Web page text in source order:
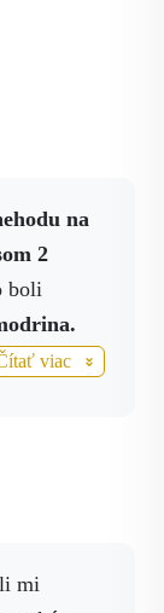
na
2
boli
som
viac